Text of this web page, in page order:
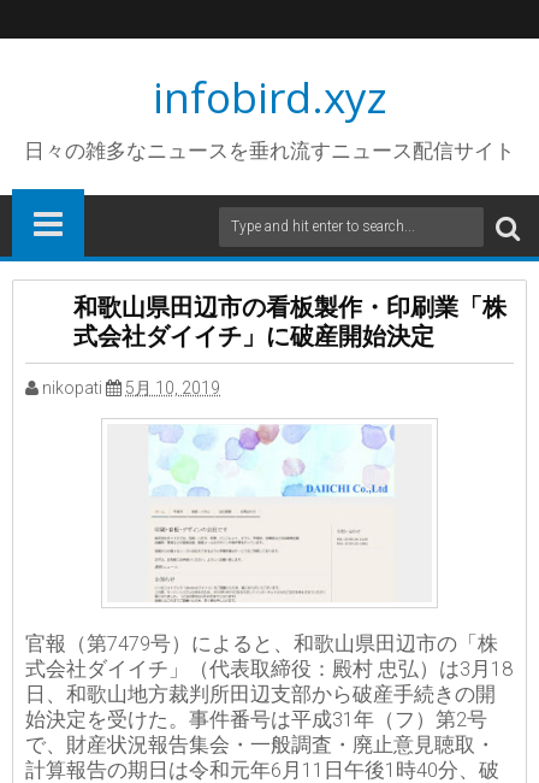
infobird.xyz
日々の雑多なニュースを垂れ流すニュース配信サイト
和歌山県田辺市の看板製作・印刷業「株
式会社ダイイチ」に破産開始決定
nikopati 5月 10, 2019
官報（第7479号）によると、和歌山県田辺市の「株
式会社ダイイチ」（代表取締役：殿村 忠弘）は3月18
日、和歌山地方裁判所田辺支部から破産手続きの開
始決定を受けた。事件番号は平成31年（フ）第2号
で、財産状況報告集会・一般調査・廃止意見聴取・
計算報告の期日は令和元年6月11日午後1時40分、破